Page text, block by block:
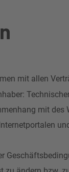
mit allen
mit